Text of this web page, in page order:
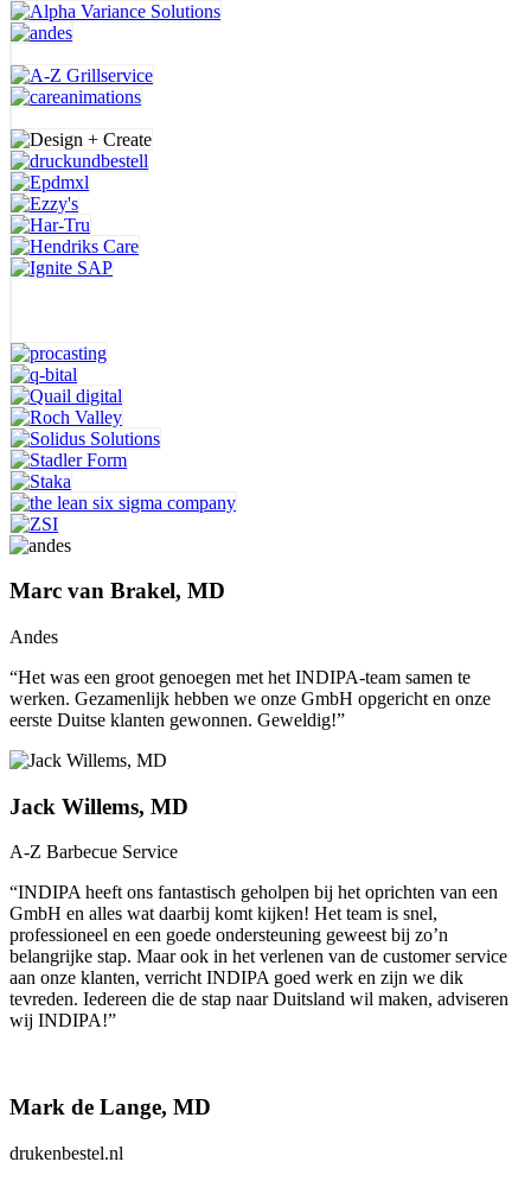
Marc van Brakel, MD
Andes
“Het was een groot genoegen met het INDIPA-team samen te
werken. Gezamenlijk hebben we onze GmbH opgericht en onze
eerste Duitse klanten gewonnen. Geweldig!”
Jack Willems, MD
A-Z Barbecue Service
“INDIPA heeft ons fantastisch geholpen bij het oprichten van een
GmbH en alles wat daarbij komt kijken! Het team is snel,
professioneel en een goede ondersteuning geweest bij zo’n
belangrijke stap. Maar ook in het verlenen van de customer service
aan onze klanten, verricht INDIPA goed werk en zijn we dik
tevreden. Iedereen die de stap naar Duitsland wil maken, adviseren
wij INDIPA!”
Mark de Lange, MD
drukenbestel.nl